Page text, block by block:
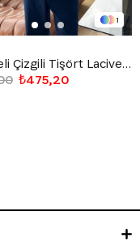
1
Düğmeli Çizgili Tişört Lacivert
₺475,20